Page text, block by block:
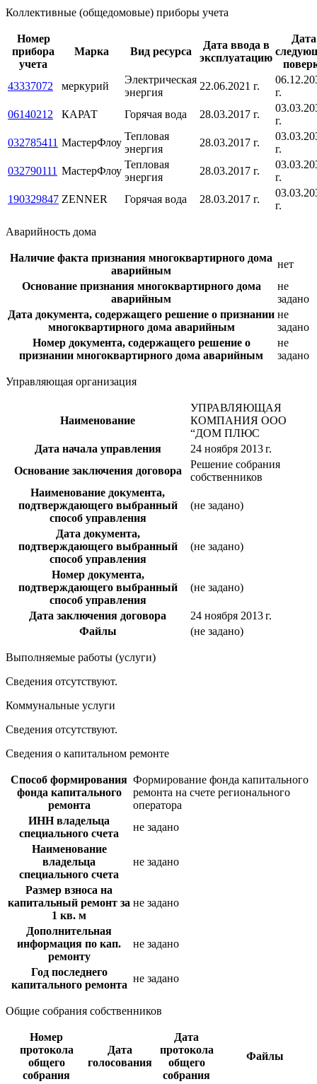
Коллективные (общедомовые) приборы учета
Номер
прибора
учета
Марка Вид ресурса
Дата ввода в
эксплуатацию
Дата
43337072
меркурий
Электрическая
энергия
22.06.2021 г.
г.
06140212
КАРАТ Горячая вода 28.03.2017 г.
г.
032785411 МастерФлоу
Тепловая
энергия
28.03.2017 г.
г.
032790111 МастерФлоу
Тепловая
энергия
28.03.2017 г.
г.
190329847 ZENNER Горячая вода 28.03.2017 г.
г.
Аварийность дома
Наличие факта признания многоквартирного дома
аварийным
нет
Основание признания многоквартирного дома
аварийным
не
задано
Дата документа, содержащего решение о признании
многоквартирного дома аварийным
не
задано
Номер документа, содержащего решение о
признании многоквартирного дома аварийным
не
задано
Управляющая организация
Наименование
УПРАВЛЯЮЩАЯ
КОМПАНИЯ ООО
“ДОМ ПЛЮС
Дата начала управления
24 ноября 2013 г.
Основание заключения договора
Решение собрания
собственников
Наименование документа,
подтверждающего выбранный
способ управления
(не задано)
Дата документа,
подтверждающего выбранный
способ управления
(не задано)
Номер документа,
подтверждающего выбранный
способ управления
(не задано)
Дата заключения договора
24 ноября 2013 г.
Файлы
(не задано)
Выполняемые работы (услуги)
Сведения отсутствуют.
Коммунальные услуги
Сведения отсутствуют.
Сведения о капитальном ремонте
Способ формирования
фонда капитального
ремонта
Формирование фонда капитального
ремонта на счете регионального
оператора
ИНН владельца
специального счета
не задано
Наименование
владельца
специального счета
не задано
Размер взноса на
капитальный ремонт за
1 кв. м
не задано
Дополнительная
информация по кап.
ремонту
не задано
Год последнего
капитального ремонта
не задано
Общие собрания собственников
Номер
протокола
общего
собрания
Дата
голосования
Дата
протокола
общего
собрания
Файлы